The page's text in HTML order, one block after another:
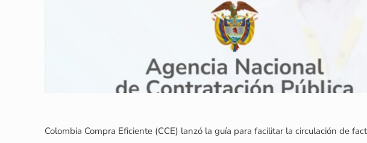
Colombia Compra Eficiente (CCE) lanzó la guía para facilitar la circulación de